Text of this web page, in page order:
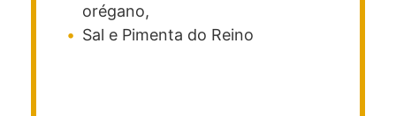
orégano,
Sal e Pimenta do Reino